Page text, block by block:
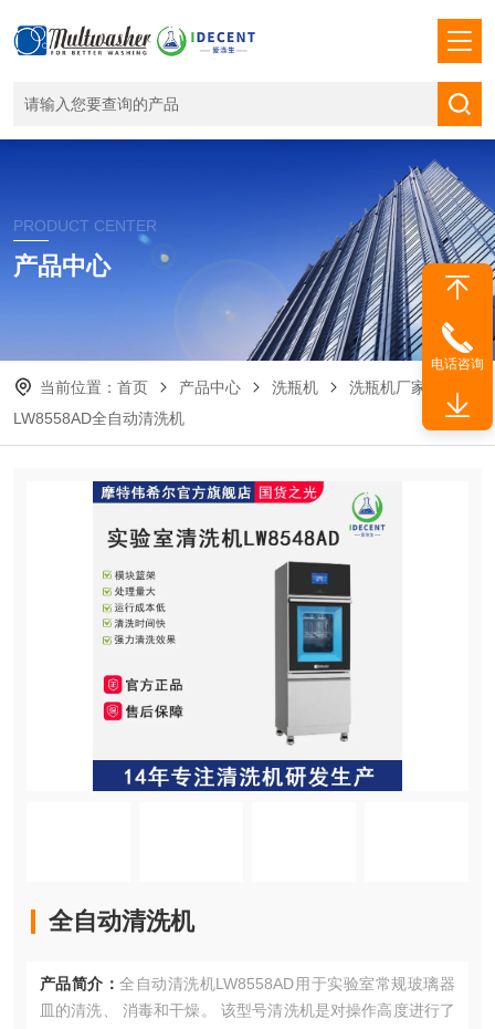
PRODUCT CENTER
产品中心
当前位置： 首页 产品中心 洗瓶机
洗瓶机厂家
LW8558AD全自动清洗机
全自动清洗机
产品简介： 全自动清洗机LW8558AD用于实验室常规玻璃器
皿的清洗、 消毒和干燥。 该型号清洗机是对操作高度进行了
电话咨询